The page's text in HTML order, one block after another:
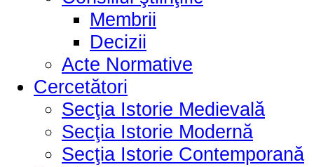
Membrii
Decizii
Acte Normative
Cercetători
Secţia Istorie Medievală
Secţia Istorie Modernă
Secţia Istorie Contemporană